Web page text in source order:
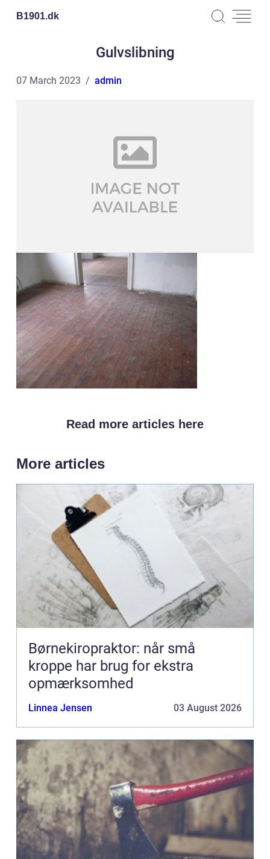
B1901.dk
Gulvslibning
07 March 2023 admin
Read more articles here
More articles
Børnekiropraktor: når små
kroppe har brug for ekstra
opmærksomhed
Linnea Jensen 03 August 2026